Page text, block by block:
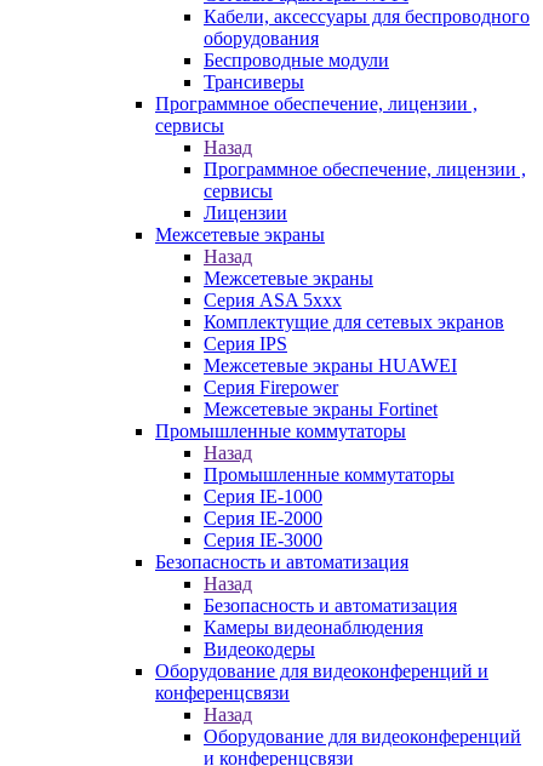
Кабели, аксессуары для беспроводного
оборудования
Беспроводные модули
Трансиверы
Программное обеспечение, лицензии ,
сервисы
Назад
Программное обеспечение, лицензии ,
сервисы
Лицензии
Межсетевые экраны
Назад
Межсетевые экраны
Серия ASA 5xxx
Комплектущие для сетевых экранов
Серия IPS
Межсетевые экраны HUAWEI
Серия Firepower
Межсетевые экраны Fortinet
Промышленные коммутаторы
Назад
Промышленные коммутаторы
Серия IE-1000
Серия IE-2000
Серия IE-3000
Безопасность и автоматизация
Назад
Безопасность и автоматизация
Камеры видеонаблюдения
Видеокодеры
Оборудование для видеоконференций и
конференцсвязи
Назад
Оборудование для видеоконференций
и конференцсвязи